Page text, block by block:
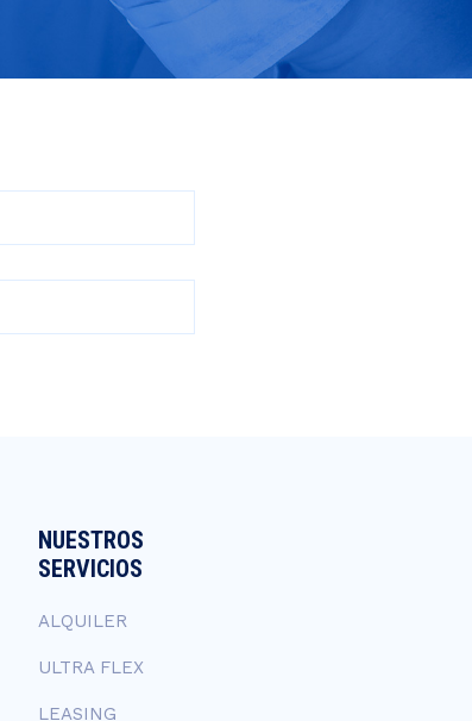
NUESTROS
SERVICIOS
ALQUILER
ULTRA FLEX
LEASING